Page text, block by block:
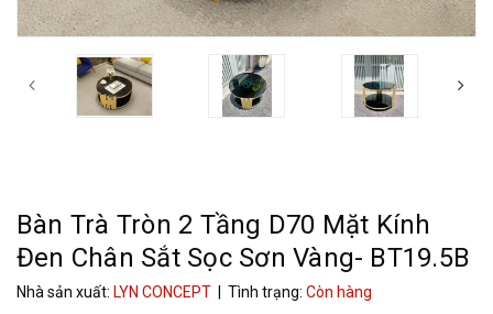
Bàn Trà Tròn 2 Tầng D70 Mặt Kính
Đen Chân Sắt Sọc Sơn Vàng- BT19.5B
Nhà sản xuất: LYN CONCEPT | Tình trạng: Còn hàng